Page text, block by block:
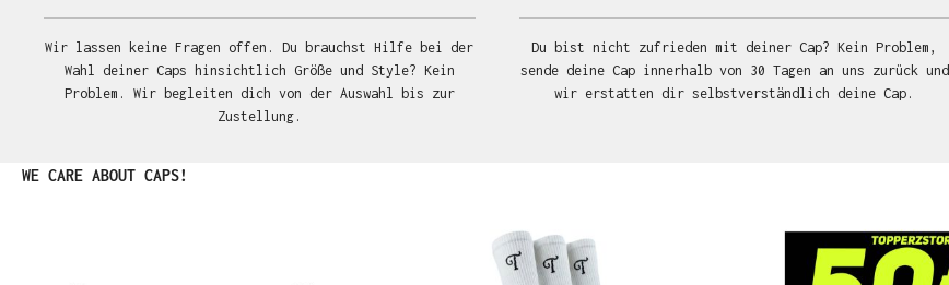
Wir lassen keine Fragen offen. Du brauchst Hilfe bei der
Wahl deiner Caps hinsichtlich Größe und Style? Kein
Problem. Wir begleiten dich von der Auswahl bis zur
Zustellung.
Du bist nicht zufrieden mit deiner Cap? Kein Problem,
sende deine Cap innerhalb von 30 Tagen an uns zurück und
wir erstatten dir selbstverständlich deine Cap.
Produktgalerie überspringen
WE CARE ABOUT CAPS!